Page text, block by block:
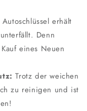
erhält
Denn
eines Neuen
Trotz der weichen
zu reinigen und ist